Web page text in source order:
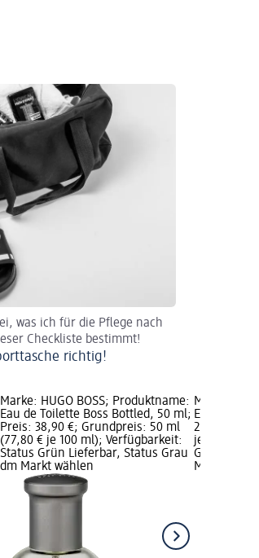
was ich für die Pflege nach
Checkliste bestimmt!
richtig!
Marke: HUGO BOSS; Produktname:
Eau de Toilette Boss Bottled, 50 ml;
Preis: 38,90 €; Grundpreis: 50 ml
(77,80 € je 100 ml); Verfügbarkeit:
Status Grün Lieferbar, Status Grau
dm Markt wählen
Marke:
Eau de
27,90 €;
je 100 ml);
Grün
Markt